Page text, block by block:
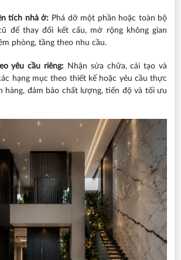
tích nhà ở: Phá dỡ một phần hoặc toàn bộ
để thay đổi kết cấu, mở rộng không gian
phòng, tầng theo nhu cầu.
yêu cầu riêng: Nhận sửa chữa, cải tạo và
hạng mục theo thiết kế hoặc yêu cầu thực
hàng, đảm bảo chất lượng, tiến độ và tối ưu